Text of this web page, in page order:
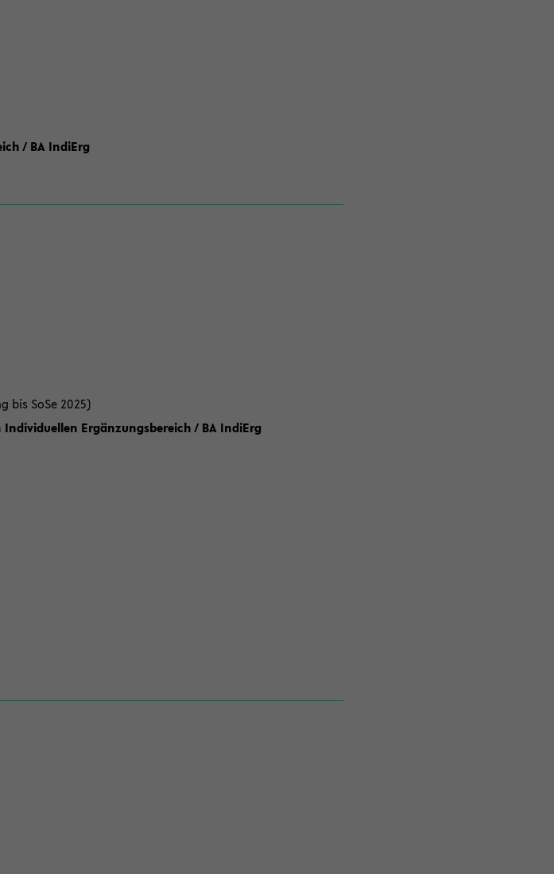
/ BA IndiErg
bis SoSe 2025)
Ergänzungsbereich / BA IndiErg